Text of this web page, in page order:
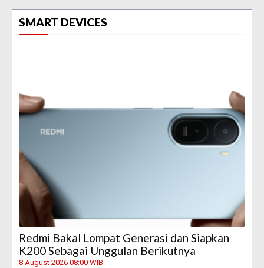
SMART DEVICES
Redmi Bakal Lompat Generasi dan Siapkan
K200 Sebagai Unggulan Berikutnya
8 August 2026 08:00 WIB